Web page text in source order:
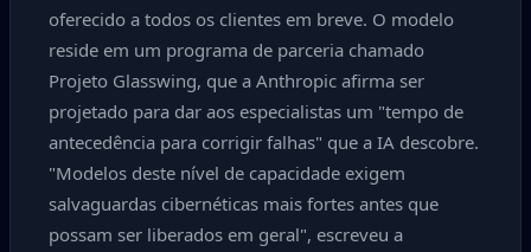
oferecido a todos os clientes em breve. O modelo
reside em um programa de parceria chamado
Projeto Glasswing, que a Anthropic afirma ser
projetado para dar aos especialistas um "tempo de
antecedência para corrigir falhas" que a IA descobre.
"Modelos deste nível de capacidade exigem
salvaguardas cibernéticas mais fortes antes que
possam ser liberados em geral", escreveu a